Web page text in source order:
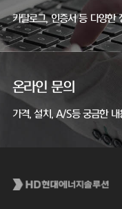
카탈로그, 인증서 등 다양한
온라인 문의
가격, 설치, A/S등 궁금한 내